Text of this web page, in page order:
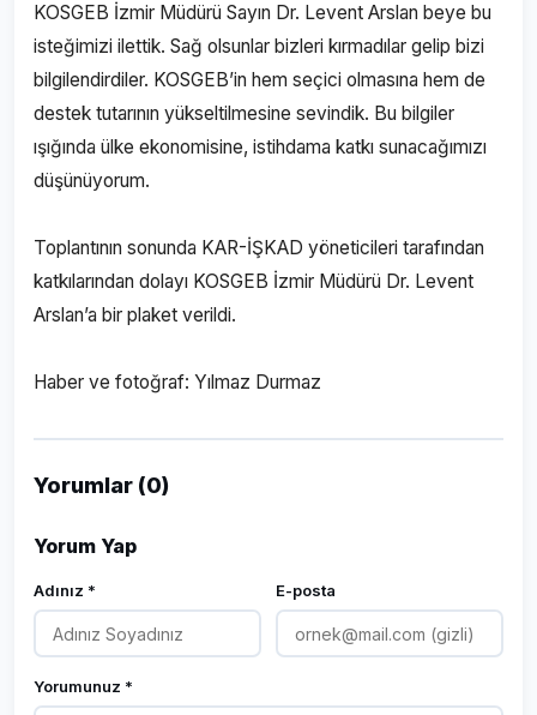
KOSGEB İzmir Müdürü Sayın Dr. Levent Arslan beye bu
isteğimizi ilettik. Sağ olsunlar bizleri kırmadılar gelip bizi
bilgilendirdiler. KOSGEB’in hem seçici olmasına hem de
destek tutarının yükseltilmesine sevindik. Bu bilgiler
ışığında ülke ekonomisine, istihdama katkı sunacağımızı
düşünüyorum.
Toplantının sonunda KAR-İŞKAD yöneticileri tarafından
katkılarından dolayı KOSGEB İzmir Müdürü Dr. Levent
Arslan’a bir plaket verildi.
Haber ve fotoğraf: Yılmaz Durmaz
Yorumlar (0)
Yorum Yap
Adınız * E-posta
Yorumunuz *